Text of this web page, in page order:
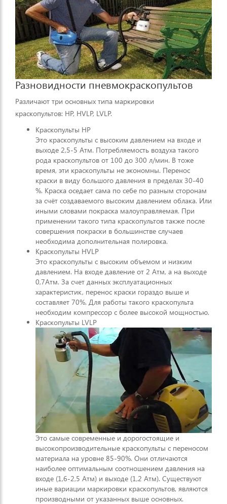
Разновидности пневмокраскопультов
Различают три основных типа маркировки
краскопультов: HP, HVLP, LVLP.
Краскопульты HP
Это краскопульты с высоким давлением на входе и
выходе 2,5-5 Атм. Потребляемость воздуха такого
рода краскопультов от 100 до 300 л/мин. В тоже
время, эти краскопульты не экономны. Перенос
краски в виду большого давления в пределах 30-40
%. Краска оседает сама по себе по разным сторонам
за счёт создаваемого высоким давлением облака. Или
иными словами покраска малоуправляемая. При
применении такого типа краскопультов также после
совершения покраски в большинстве случаев
необходима дополнительная полировка.
Краскопульты HVLP
Это краскопульты с высоким объемом и низким
давлением. На входе давление от 2 Атм, а на выходе
0,7Атм. За счет данных эксплуатационных
характеристик, перенос краски гораздо выше и
составляет 70%. Для работы такого краскопульта
необходим компрессор с более высокой мощностью.
Краскопульты LVLP
Это самые современные и дорогостоящие и
высокопроизводительные краскопульты с переносом
материала на уровне 85-90%. Они отличаются
наиболее оптимальным соотношением давления на
входе (1,6-2,5 Атм) и выходе (1,2 Атм). Существуют
иные вариации маркировки краскопультов, являются
производными от указанных выше основных.